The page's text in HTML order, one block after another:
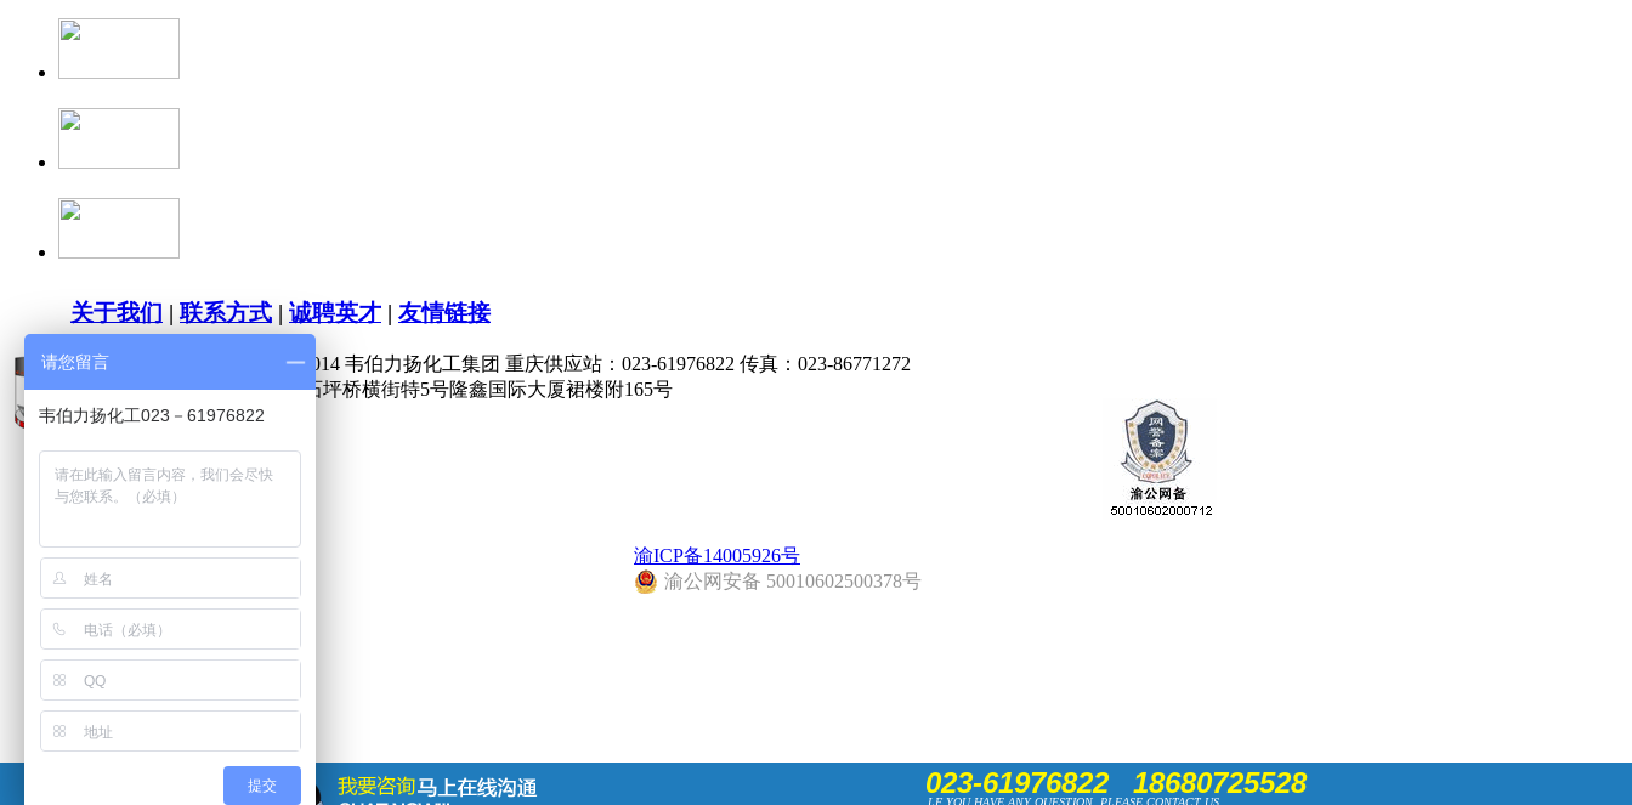
关于我们 |联系方式 | 诚聘英才 | 友情链接
版权所有 Copyright(C)2009-2014 韦伯力扬化工集团 重庆供应站：023-61976822 传真：023-86771272
公司地址：重庆市九龙坡区石坪桥横街特5号隆鑫国际大厦裙楼附165号
渝ICP备14005926号
渝公网安备 50010602500378号
023-61976822 18680725528
LF YOU HAVE ANY QUESTION, PLEASE CONTACT US
请您留言
韦伯力扬化工023－61976822
提交